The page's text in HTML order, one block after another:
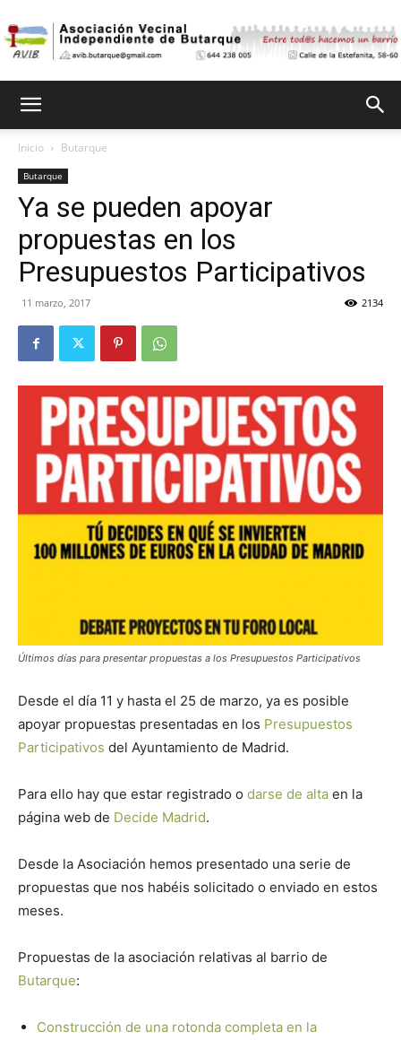
Independiente
Butarque
Inicio Butarque
Butarque
Ya se pueden apoyar
propuestas en los
Presupuestos Participativos
11 marzo, 2017 2134
Últimos días para presentar propuestas a los Presupuestos Participativos
Desde el día 11 y hasta el 25 de marzo, ya es posible
apoyar propuestas presentadas en los Presupuestos
Participativos del Ayuntamiento de Madrid.
Para ello hay que estar registrado o darse de alta en la
página web de Decide Madrid.
Desde la Asociación hemos presentado una serie de
propuestas que nos habéis solicitado o enviado en estos
meses.
Propuestas de la asociación relativas al barrio de
Butarque:
Construcción de una rotonda completa en la